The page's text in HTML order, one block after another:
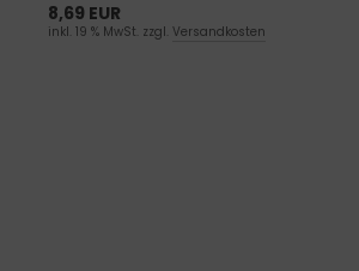
8,69 EUR
inkl. 19 % MwSt. zzgl. Versandkosten